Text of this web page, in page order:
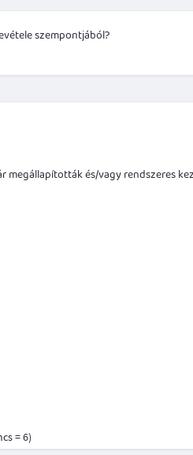
szempontjából?
megállapították és/vagy rendszeres
= 6)